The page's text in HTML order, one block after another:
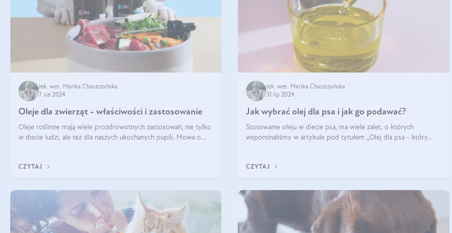
lek. wet. Marika Chaszczyńska
7 sie 2024
Oleje dla zwierząt - właściwości i zastosowanie
Oleje roślinne mają wiele prozdrowotnych zastosowań, nie tylko
w diecie ludzi, ale też dla naszych ukochanych pupili. Mowa o
CZYTAJ
lek. wet. Marika Chaszczyńska
31 lip 2024
Jak wybrać olej dla psa i jak go podawać?
Stosowanie oleju w diecie psa, ma wiele zalet, o których
wspominaliśmy w artykule pod tytułem „Olej dla psa - który
CZYTAJ